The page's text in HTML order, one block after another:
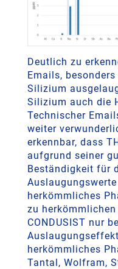
Deutlich zu
Emails,
Silizium
Silizium auch die
Technischer
weiter
erkennbar, dass
aufgrund seiner
Beständigkeit für
herkömmliches
zu
CONDUSIST nur
herkömmliches
Tantal, Wolfram,